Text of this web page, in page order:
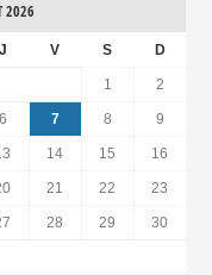
2026
J V S D
1 2
6 7 8 9
14 15 16
21 22 23
28 29 30